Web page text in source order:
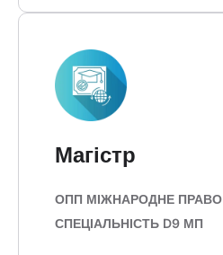
Магістр
ОПП МІЖНАРОДНЕ ПРАВО
СПЕЦІАЛЬНІСТЬ D9 МП